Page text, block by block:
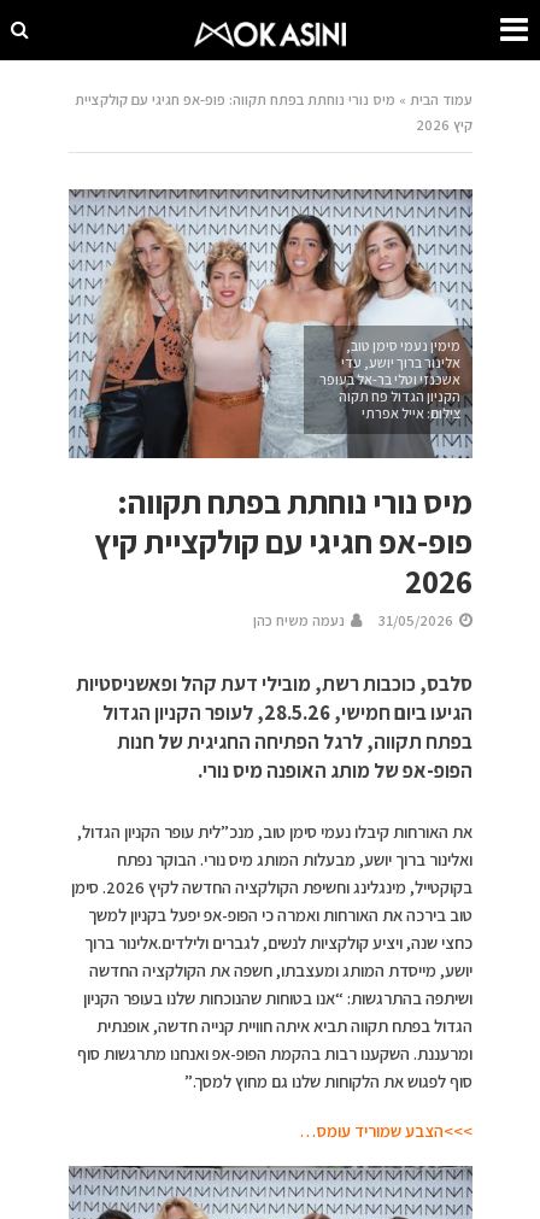
עמוד הבית » מיס נורי נוחתת בפתח תקווה: פופ-אפ חגיגי עם קולקציית
קיץ 2026
מימין נעמי סימן טוב,
אלינור ברוך יושע, עדי
אשכנזי וטלי בר-אל בעופר
הקניון הגדול פח תקוה
צילום: אייל אפרתי
מיס נורי נוחתת בפתח תקווה:
פופ-אפ חגיגי עם קולקציית קיץ
2026
31/05/2026 נעמה משיח כהן
סלבס, כוכבות רשת, מובילי דעת קהל ופאשניסטיות
הגיעו ביום חמישי, 28.5.26, לעופר הקניון הגדול
בפתח תקווה, לרגל הפתיחה החגיגית של חנות
הפופ-אפ של מותג האופנה מיס נורי.
את האורחות קיבלו נעמי סימן טוב, מנכ”לית עופר הקניון הגדול,
ואלינור ברוך יושע, מבעלות המותג מיס נורי. הבוקר נפתח
בקוקטייל, מינגלינג וחשיפת הקולקציה החדשה לקיץ 2026. סימן
טוב בירכה את האורחות ואמרה כי הפופ-אפ יפעל בקניון למשך
כחצי שנה, ויציע קולקציות לנשים, לגברים ולילדים.אלינור ברוך
יושע, מייסדת המותג ומעצבתו, חשפה את הקולקציה החדשה
ושיתפה בהתרגשות: “אנו בטוחות שהנוכחות שלנו בעופר הקניון
הגדול בפתח תקווה תביא איתה חוויית קנייה חדשה, אופנתית
ומרעננת. השקענו רבות בהקמת הפופ-אפ ואנחנו מתרגשות סוף
סוף לפגוש את הלקוחות שלנו גם מחוץ למסך.”
>>>הצבע שמוריד עומס…